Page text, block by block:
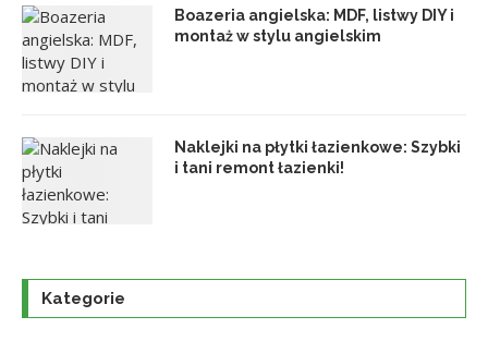
Boazeria angielska: MDF, listwy DIY i
montaż w stylu angielskim
Naklejki na płytki łazienkowe: Szybki
i tani remont łazienki!
Kategorie